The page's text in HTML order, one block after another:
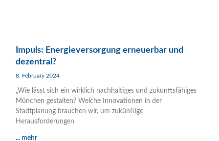
Impuls: Energieversorgung erneuerbar und
dezentral?
8. February 2024
„Wie lässt sich ein wirklich nachhaltiges und zukunftsfähiges
München gestalten? Welche Innovationen in der
Stadtplanung brauchen wir, um zukünftige
Herausforderungen
... mehr